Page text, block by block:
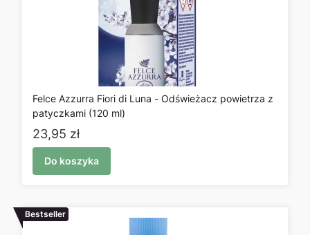
Felce Azzurra Fiori di Luna - Odświeżacz powietrza z
patyczkami (120 ml)
Cena
23,95 zł
Do koszyka
Bestseller